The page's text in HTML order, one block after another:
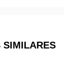
SIMILARES